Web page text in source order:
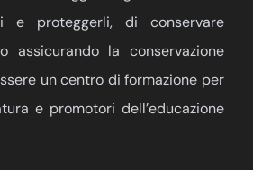
e proteggerli, di conservare
assicurando la conservazione
un centro di formazione per
e promotori dell’educazione